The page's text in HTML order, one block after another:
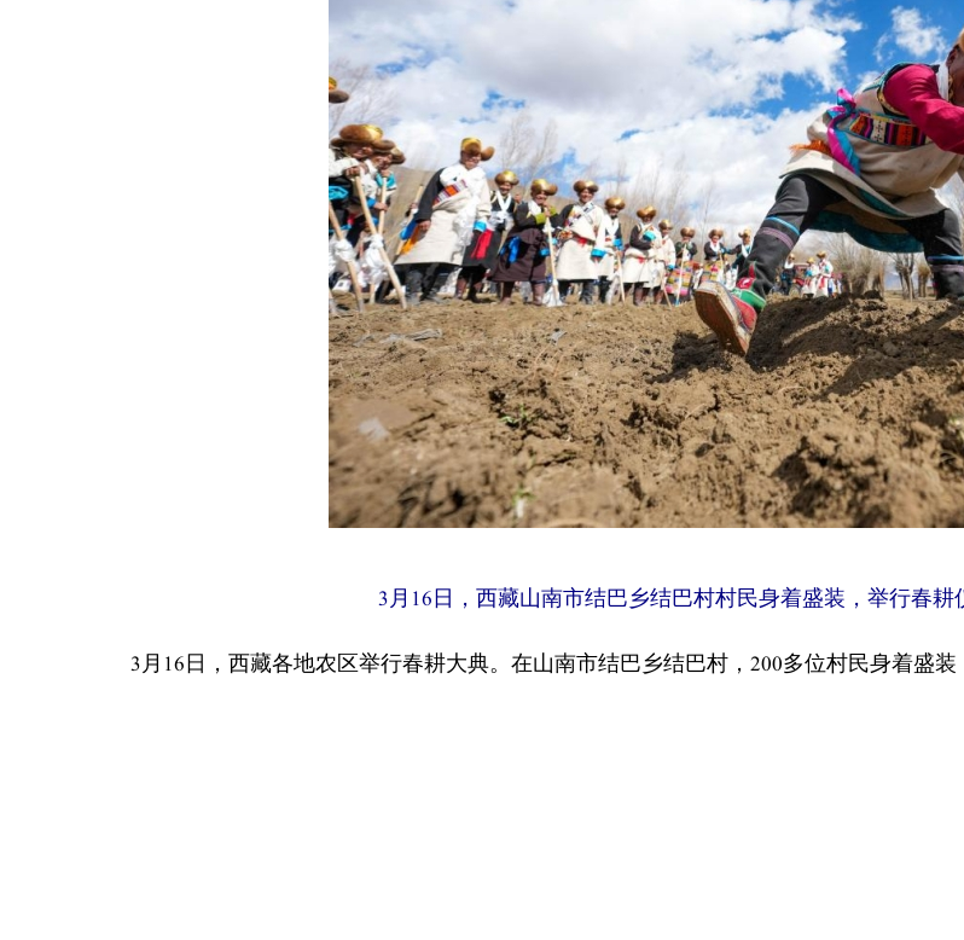
3月16日，西藏山南市结巴乡结巴村村民身着盛装，举行春
3月16日，西藏各地农区举行春耕大典。在山南市结巴乡结巴村，200多位村民身着盛